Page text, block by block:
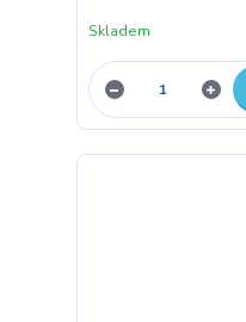
Skladem